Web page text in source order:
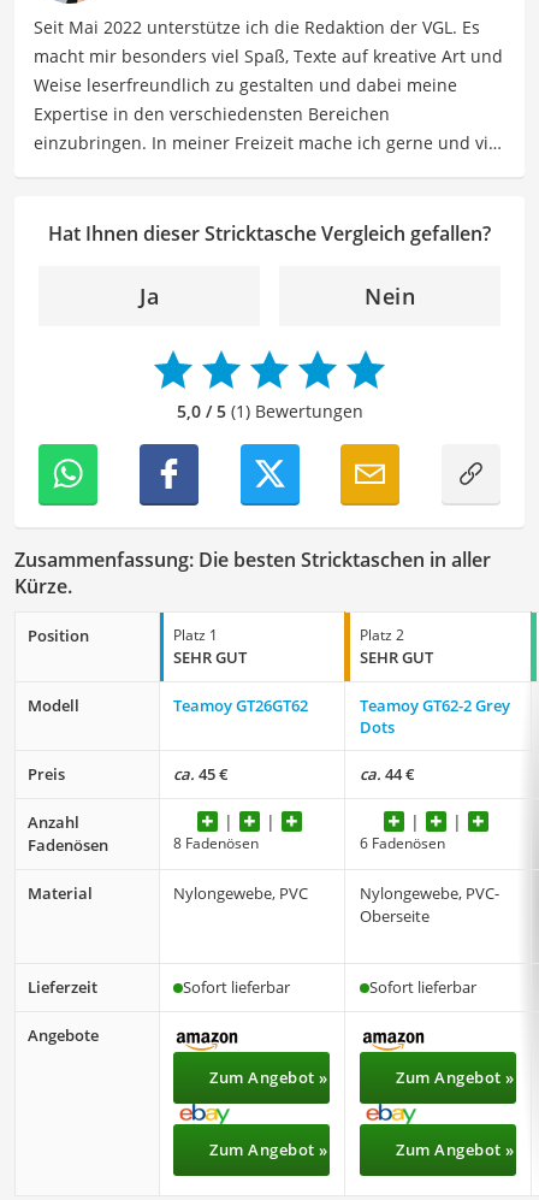
Reiseempfehlungen, Hobbytipps und Anregungen für die
Freizeitgestaltung befassen.
Der Stricktasche-Vergleich ist aus unserer Sicht
besonders empfehlenswert fürStrickliebhaber
Handarbeiter.
Seit Mai 2022 unterstütze ich die Redaktion der VGL. Es
macht mir besonders viel Spaß, Texte auf kreative Art und
Weise leserfreundlich zu gestalten und dabei meine
Expertise in den verschiedensten Bereichen
einzubringen. In meiner Freizeit mache ich gerne und viel
Klarheit, Verständlichkeit und stilistische Korrektheit zu
Ausdruck der Texte zu verbessern, um Ihnen eine
angenehme Leseerfahrung zu bieten. Durch meine
langjährige Erfahrung als Lektorin will ich vor allem dazu
beitragen, dass die Inhalte unserer Redaktion optimal
präsentiert werden und ihre volle Wirkung entfalten.
Hat Ihnen dieser Stricktasche Vergleich gefallen?
Ja Nein
5,0 / 5(1) Bewertungen
Zusammenfassung: Die besten Stricktaschen in aller
Kürze.
Position Platz 1
SEHR GUT
Platz 2
SEHR GUT
Modell Teamoy GT26GT62
Teamoy GT62-2 Grey
Dots
Preis ca. 45 € ca. 44 €
Anzahl
Fadenösen
8 Fadenösen 6 Fadenösen
Material Nylongewebe, PVC
Nylongewebe, PVC-
Oberseite
Lieferzeit Sofort lieferbar Sofort lieferbar
Angebote
Zum Angebot »
Zum Angebot »
Zum Angebot »
Zum Angebot »